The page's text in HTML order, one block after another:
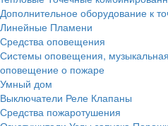
Дополнительное оборудование к
Линейные Пламени
Средства оповещения
Системы оповещения,
оповещение о пожаре
Умный дом
Выключатели Реле Клапаны
Средства пожаротушения